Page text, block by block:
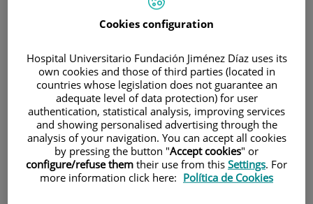
Docencia
Cookies configuration
Hospital Universitario Fundación Jiménez Díaz uses its
own cookies and those of third parties (located in
countries whose legislation does not guarantee an
adequate level of data protection) for user
authentication, statistical analysis, improving services
and showing personalised advertising through the
analysis of your navigation. You can accept all cookies
by pressing the button "Accept cookies" or
configure/refuse them their use from this Settings. For
more information click here: Política de Cookies